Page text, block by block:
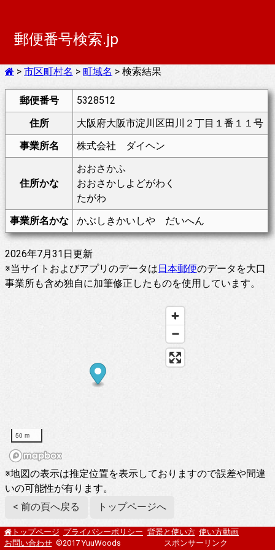
郵便番号検索.jp
> 市区町村名 > 町域名 > 検索結果
郵便番号
5328512
住所
大阪府大阪市淀川区田川２丁目１番１１号
事業所名
株式会社 ダイヘン
住所かな
おおさかふ
おおさかしよどがわく
たがわ
事業所名かな
かぶしきかいしや だいへん
2026年7月31日更新
※当サイトおよびアプリのデータは日本郵便のデータを大口
事業所も含め独自に加筆修正したものを使用しています。
50 m
※地図の表示は推定位置を表示しておりますので誤差や間違
いの可能性が有ります。
< 前の頁へ戻る
トップページへ
トップページ プライバシーポリシー 背景と使い方 使い方動画
お問い合わせ ©2017 YuuWoods スポンサーリンク